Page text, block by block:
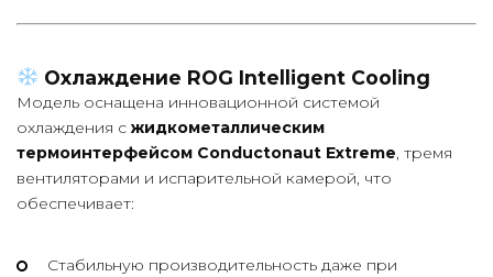
Охлаждение ROG Intelligent Cooling
Модель оснащена инновационной системой
охлаждения с жидкометаллическим
термоинтерфейсом Conductonaut Extreme , тремя
вентиляторами и испарительной камерой, что
обеспечивает:
Стабильную производительность даже при